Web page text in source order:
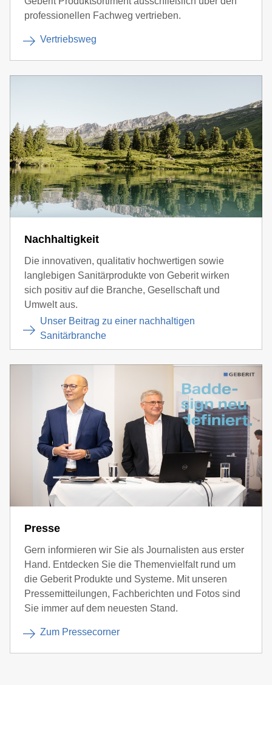
professionellen Fachweg vertrieben.
Vertriebsweg
Nachhaltigkeit
Die innovativen, qualitativ hochwertigen sowie
langlebigen Sanitärprodukte von Geberit wirken
sich positiv auf die Branche, Gesellschaft und
Umwelt aus.
Unser Beitrag zu einer nachhaltigen
Sanitärbranche
Presse
Gern informieren wir Sie als Journalisten aus erster
Hand. Entdecken Sie die Themenvielfalt rund um
die Geberit Produkte und Systeme. Mit unseren
Pressemitteilungen, Fachberichten und Fotos sind
Sie immer auf dem neuesten Stand.
Zum Pressecorner